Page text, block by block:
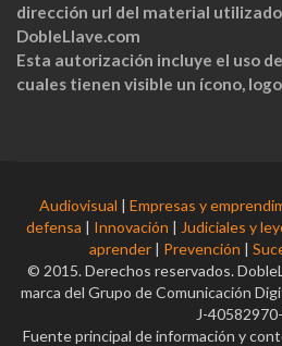
dirección url del material
DobleLlave.com
Esta autorización incluye el uso
cuales tienen visible un ícono,
Audiovisual | Empresas y
defensa | Innovación | Judiciales y
aprender | Prevención |
© 2015. Derechos reservados.
marca del Grupo de Comunicación
J-
Fuente principal de información y